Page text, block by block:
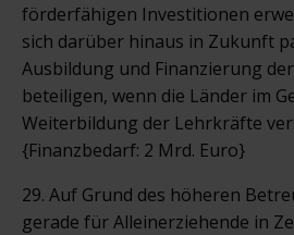
förderfähigen Investitionen
sich darüber hinaus in Zukunft
Ausbildung und Finanzierung
beteiligen, wenn die Länder im
Weiterbildung der Lehrkräfte
{Finanzbedarf: 2 Mrd. Euro}
29. Auf Grund des höheren
gerade für Alleinerziehende in